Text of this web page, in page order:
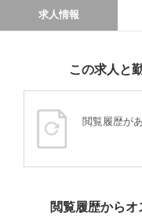
求人情報
この求人と
閲覧履歴が
閲覧履歴から